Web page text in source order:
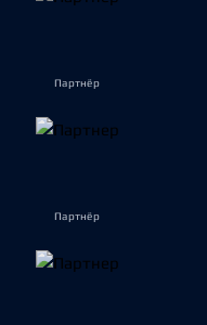
Партнёр
Партнёр